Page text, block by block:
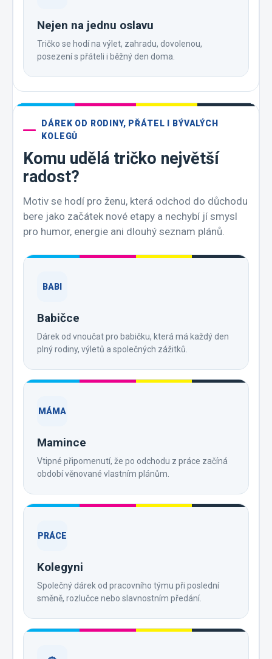
Nejen na jednu oslavu
Tričko se hodí na výlet, zahradu, dovolenou,
posezení s přáteli i běžný den doma.
DÁREK OD RODINY, PŘÁTEL I BÝVALÝCH
KOLEGŮ
Komu udělá tričko největší
radost?
Motiv se hodí pro ženu, která odchod do důchodu
bere jako začátek nové etapy a nechybí jí smysl
pro humor, energie ani dlouhý seznam plánů.
BABI
Babičce
Dárek od vnoučat pro babičku, která má každý den
plný rodiny, výletů a společných zážitků.
MÁMA
Mamince
Vtipné připomenutí, že po odchodu z práce začíná
období věnované vlastním plánům.
PRÁCE
Kolegyni
Společný dárek od pracovního týmu při poslední
směně, rozlučce nebo slavnostním předání.